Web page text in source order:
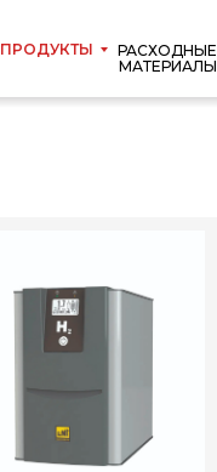
ПРОДУКТЫ
РАСХОДНЫЕ
МАТЕРИАЛЫ